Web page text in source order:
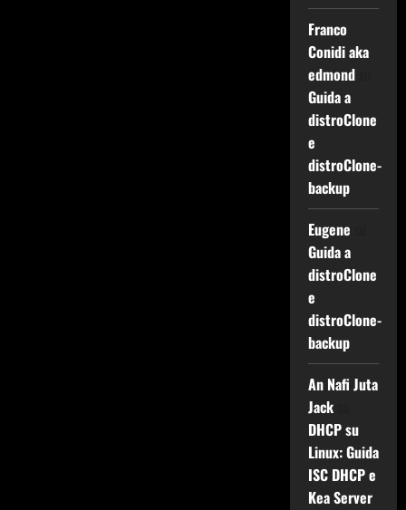
Franco
Conidi aka
edmondsu
Guida a
distroClone
e
distroClone-
backup
Eugene
Guida a
distroClone
e
distroClone-
backup
An Nafi Juta
Jacksu
DHCP su
Linux: Guida
ISC DHCP e
Kea Server